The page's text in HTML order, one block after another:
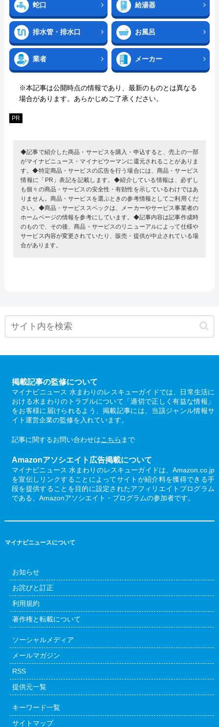
蛇口 給湯器
排水管・排水口 お風呂
業者 メーカー
※本記事は公開時点の情報であり、最新のものとは異なる
場合があります。あらかじめご了承ください。
PR
◆記事で紹介した商品・サービスを購入・申込すると、売上の一部
がマイナビニュース・マイナビウーマンに還元されることがありま
す。◆特定商品・サービスの広告を行う場合には、商品・サービス
情報に「PR」表記を記載します。◆紹介している情報は、必ずし
も個々の商品・サービスの安全性・有効性を示しているわけではあ
りません。商品・サービスを選ぶときの参考情報としてご利用くだ
さい。◆商品・サービススペックは、メーカーやサービス事業者の
ホームページの情報を参考にしています。◆記事内容は記事作成時
のもので、その後、商品・サービスのリニューアルによって仕様や
サービス内容が変更されていたり、販売・提供が中止されている場
合があります。
掲載記事の監修について
マイナビニュース 水まわりのレスキューガイドでは、日常生活に
おける水まわりのトラブルについて「適切で正しく有益な情報」
をお客様に届けられるよう、掲載記事には、当該ジャンル情報サ
イト運営企業の監修を入れています。
記事に関するお問い合わせはこちら まで
Amazonアソシエイト広告掲載について
マイナビニュース 水まわりのレスキューガイドは、Amazon.co.jp
を宣伝しリンクすることによってサイトが紹介料を獲得できる手
段を提供することを目的に設定されたアフィリエイトプログラム
である、Amazonアソシエイト・プログラムの参加者です。
マイナビニュースについて
お知らせ
お詫びと訂正
利用規約
著作権と転載について
ソーシャルメディア
メールマガジン
RSS
提供元一覧
キーワード一覧
サイトマップ